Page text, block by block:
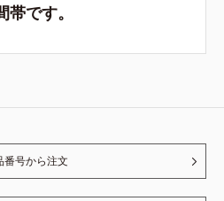
帯です。
番号から注文